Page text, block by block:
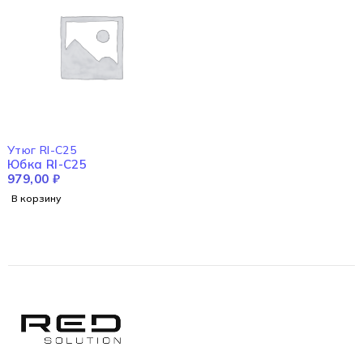
Утюг RI-C25
Юбка RI-C25
979,00 ₽
В корзину